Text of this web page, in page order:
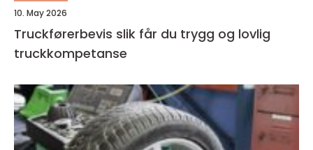
10. May 2026
Truckførerbevis slik får du trygg og lovlig
truckkompetanse